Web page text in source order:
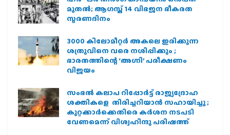
മുതല്‍; ആഗസ്ത് 14 വിഭജന ഭീകരത
സ്മരണദിനം
3000 കിലോമീറ്റർ അകലെ ഇരിക്കുന്ന
ശത്രുവിനെ വരെ നശിപ്പിക്കും ;
ഭാരതത്തിന്റെ ‘അഗ്നി’ പരീക്ഷണം
വിജയം
സംഭൽ കലാപ റിപ്പോർട്ട് രാജ്യദ്രോഹ
ശക്തികളെ തിരിച്ചറിയാൻ സഹായിച്ചു ;
കുറ്റക്കാർക്കെതിരെ കർശന നടപടി
വേണമെന്ന് വിശ്വഹിന്ദു പരിഷത്ത്